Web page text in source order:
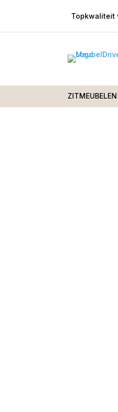
Topkwaliteit
ZITMEUBELEN
hocker stof